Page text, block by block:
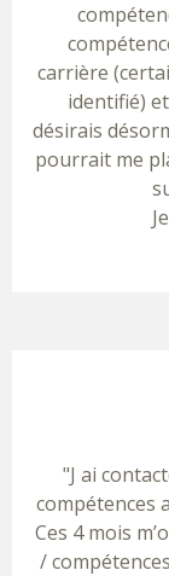
carrière
identifié)
désirais
pourrait me
"J ai
compétences
Ces 4 mois
/